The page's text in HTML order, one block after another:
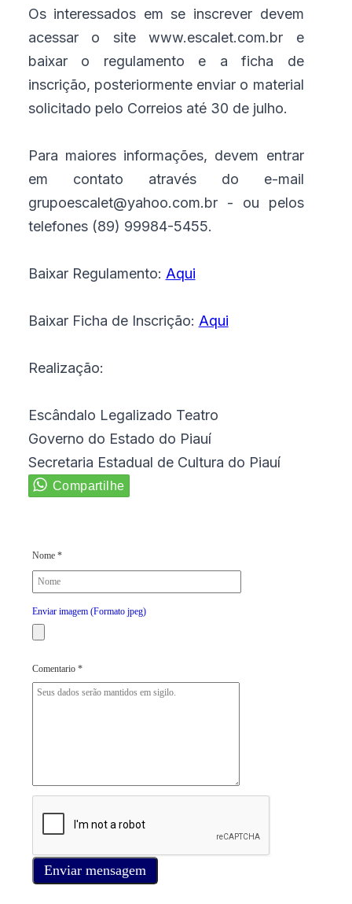
Os interessados em se inscrever devem
acessar o site www.escalet.com.br e
baixar o regulamento e a ficha de
inscrição, posteriormente enviar o material
solicitado pelo Correios até 30 de julho.
Para maiores informações, devem entrar
em contato através do e-mail
grupoescalet@yahoo.com.br - ou pelos
telefones (89) 99984-5455.
Baixar Regulamento: Aqui
Baixar Ficha de Inscrição: Aqui
Realização:
Escândalo Legalizado Teatro
Governo do Estado do Piauí
Secretaria Estadual de Cultura do Piauí
Nome *
Enviar imagem (Formato jpeg)
Comentario *
Enviar mensagem